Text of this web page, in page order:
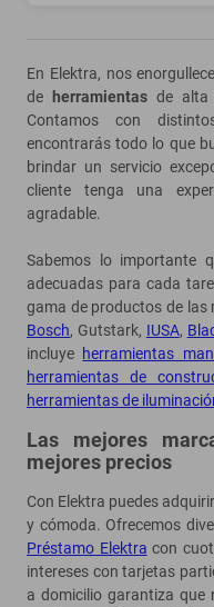
En Elektra, nos
de
herramientas de alta
Contamos con
encontrarás todo lo que
brindar un servicio
cliente tenga una
agradable.
Sabemos lo importante
adecuadas para cada
gama de productos de las
Bosch, Gutstark, IUSA,
incluye herramientas
herramientas de
herramientas de
Las mejores
mejores precios
Con Elektra puedes
y cómoda. Ofrecemos
Préstamo Elektra con
intereses con tarjetas
a domicilio garantiza que